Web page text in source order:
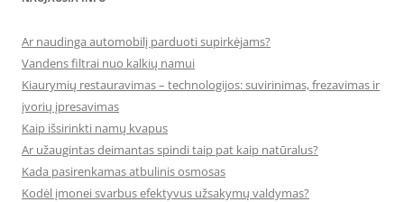
Ar naudinga automobilį parduoti supirkėjams?
Vandens filtrai nuo kalkių namui
Kiaurymių restauravimas – technologijos: suvirinimas, frezavimas ir
įvorių įpresavimas
Kaip išsirinkti namų kvapus
Ar užaugintas deimantas spindi taip pat kaip natūralus?
Kada pasirenkamas atbulinis osmosas
Kodėl įmonei svarbus efektyvus užsakymų valdymas?